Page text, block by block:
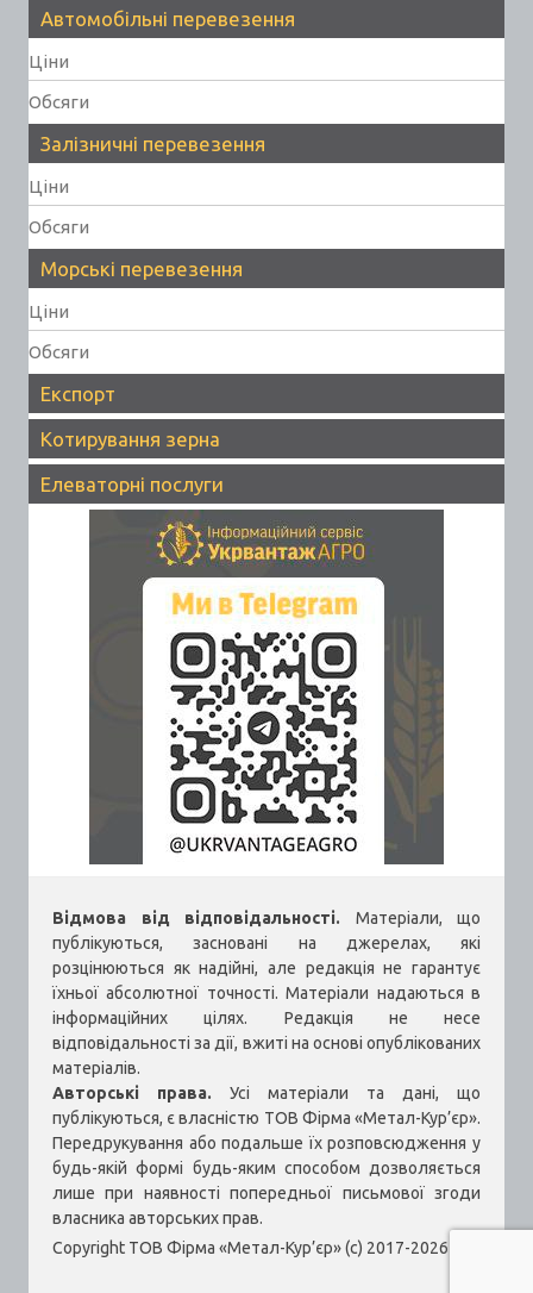
Автомобільні перевезення
Ціни
Обсяги
Залізничні перевезення
Ціни
Обсяги
Морські перевезення
Ціни
Обсяги
Експорт
Котирування зерна
Елеваторні послуги
Відмова від відповідальності. Матеріали, що
публікуються, засновані на джерелах, які
розцінюються як надійні, але редакція не гарантує
їхньої абсолютної точності. Матеріали надаються в
інформаційних цілях. Редакція не несе
відповідальності за дії, вжиті на основі опублікованих
матеріалів.
Авторські права. Усі матеріали та дані, що
публікуються, є власністю ТОВ Фірма «Метал-Кур’єр».
Передрукування або подальше їх розповсюдження у
будь-якій формі будь-яким способом дозволяється
лише при наявності попередньої письмової згоди
власника авторських прав.
Copyright ТОВ Фірма «Метал-Кур’єр» (c) 2017-2026